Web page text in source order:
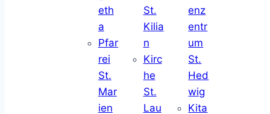
eth
a
Pfar
rei
St.
Mar
ien
St.
Kilia
n
Kirc
he
St.
Lau
enz
entr
um
St.
Hed
wig
Kita